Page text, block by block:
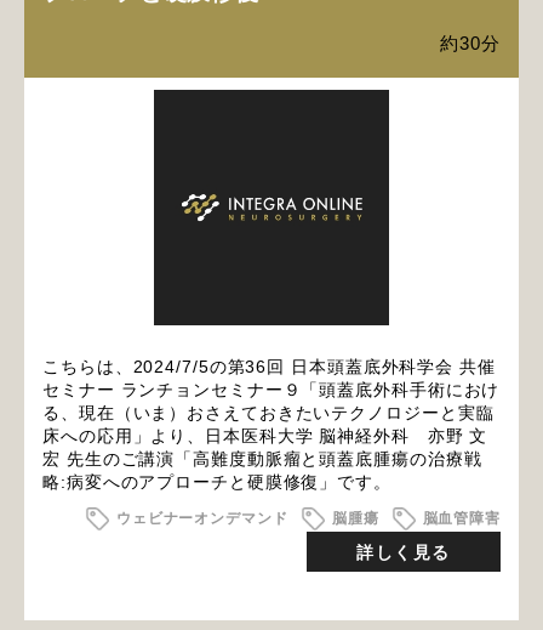
約30分
こちらは、2024/7/5の第36回 日本頭蓋底外科学会 共催
セミナー ランチョンセミナー９「頭蓋底外科手術におけ
る、現在（いま）おさえておきたいテクノロジーと実臨
床への応用」より、日本医科大学 脳神経外科 亦野 文
宏 先生のご講演「高難度動脈瘤と頭蓋底腫瘍の治療戦
略:病変へのアプローチと硬膜修復」です。
ウェビナーオンデマンド 脳腫瘍 脳血管障害
詳しく見る